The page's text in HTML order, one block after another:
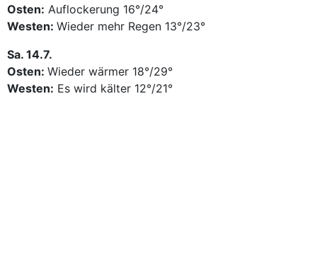
Osten: Auflockerung 16°/24°
Westen: Wieder mehr Regen 13°/23°
Sa. 14.7.
Osten: Wieder wärmer 18°/29°
Westen: Es wird kälter 12°/21°